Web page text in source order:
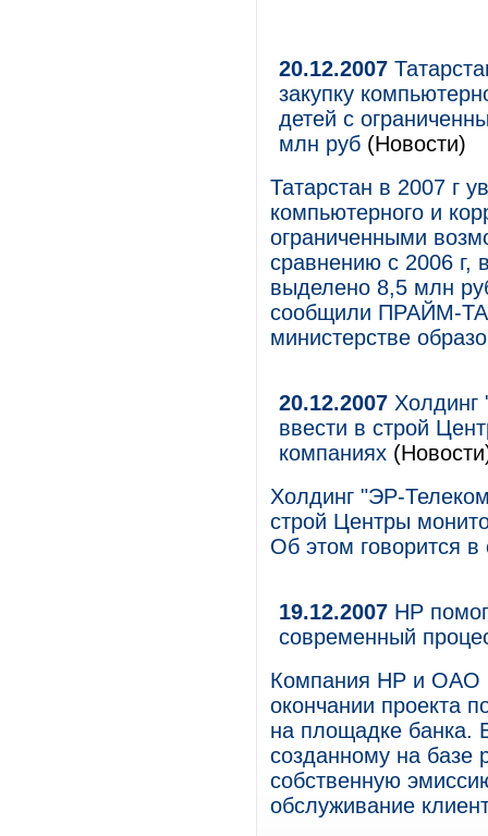
20.12.2007
закупку
детей с
млн руб (Новости)
Татарстан в 2007 г
компьютерного и
ограниченными
сравнению с 2006 г,
выделено 8,5 млн
сообщили ПРАЙМ-
министерстве
20.12.2007 Холдинг
ввести в строй
компаниях
Холдинг "ЭР-
строй Центры
Об этом говорится
19.12.2007 НР
современный
Компания НР и ОАО
окончании проекта
на площадке банка.
созданному на базе
собственную
обслуживание